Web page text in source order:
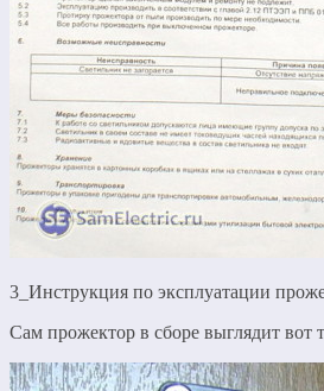
3_Инструкция по эксплуатации
Сам прожектор в сборе выглядит вот